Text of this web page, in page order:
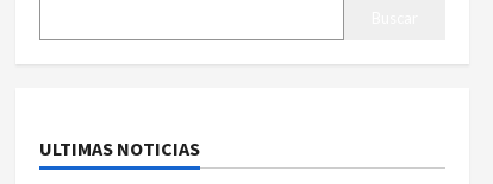
ULTIMAS NOTICIAS